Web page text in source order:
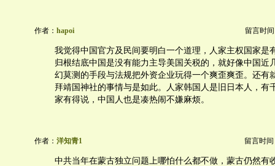
作者： hapoi 留言时间
我觉得中国官方及民间要明白一个道理，人家主权国家是
归根结底中国是没有能力主导美国关税的，就好像中国近
幻莫测的手段与法规把外资企业玩得一个爽歪爽歪。还有
拜靖国神社的事情与是如此。人家韩国人是旧日本人，有
家有得说，中国人也是凑热闹不嫌麻烦。
作者： 洋知青1 留言时间
中共当年在蒙古独立问题上哪怕什么都不做，蒙古仍然有